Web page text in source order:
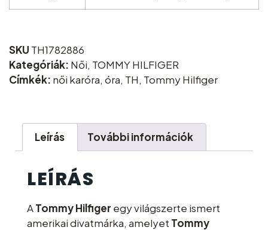
SKU TH1782886
Kategóriák: Női, TOMMY HILFIGER
Címkék: női karóra, óra, TH, Tommy Hilfiger
Leírás További információk
LEÍRÁS
ATommy Hilfiger egy világszerte ismert
amerikai divatmárka, amelyet Tommy